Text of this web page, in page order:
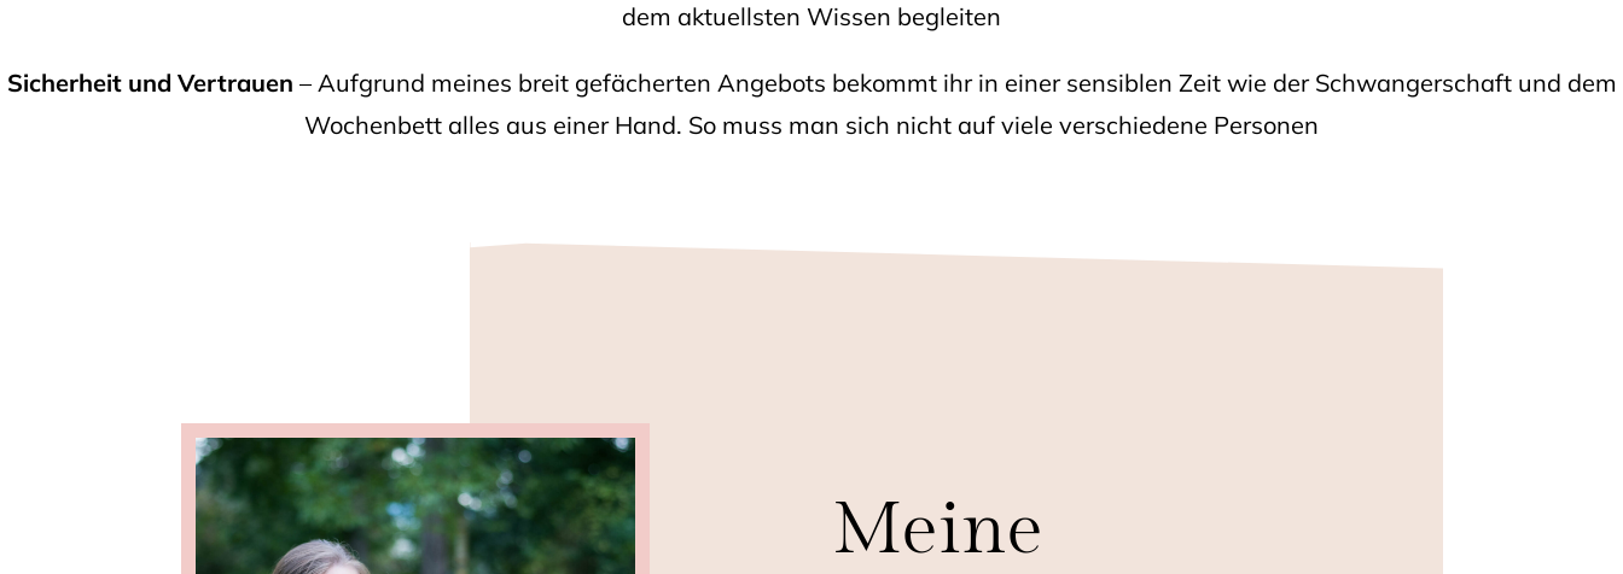
dem aktuellsten Wissen begleiten
Sicherheit und Vertrauen – Aufgrund meines breit gefächerten Angebots bekommt ihr in einer sensiblen Zeit wie der Schwangerschaft und dem
Wochenbett alles aus einer Hand. So muss man sich nicht auf viele verschiedene Personen
Meine